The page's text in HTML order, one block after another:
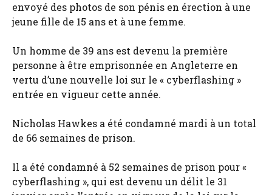
envoyé des photos de son pénis en érection à une
jeune fille de 15 ans et à une femme.
Un homme de 39 ans est devenu la première
personne à être emprisonnée en Angleterre en
vertu d’une nouvelle loi sur le « cyberflashing »
entrée en vigueur cette année.
Nicholas Hawkes a été condamné mardi à un total
de 66 semaines de prison.
Il a été condamné à 52 semaines de prison pour «
cyberflashing », qui est devenu un délit le 31